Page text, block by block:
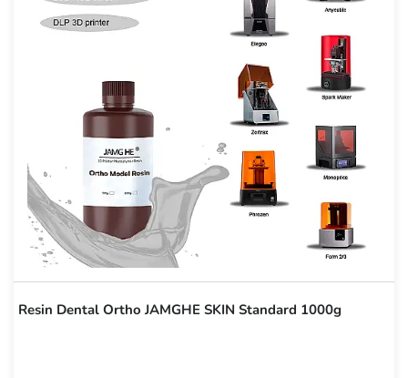
Resin Dental Ortho JAMGHE SKIN Standard 1000g